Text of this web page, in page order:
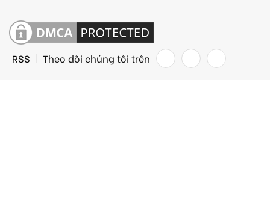
RSS Theo dõi chúng tôi trên